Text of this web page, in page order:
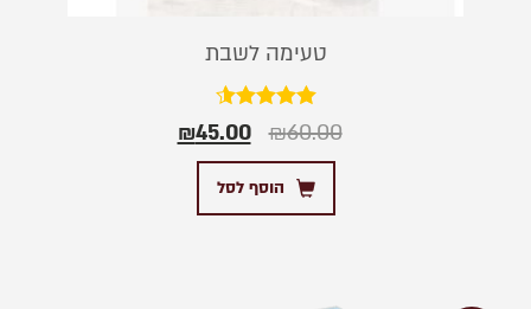
טעימה לשבת
4.50
מתוך 5
₪60.00
₪45.00
הוסף לסל